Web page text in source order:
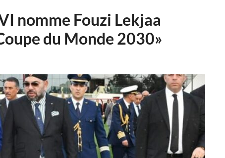
nomme Fouzi Lekjaa
du Monde 2030»